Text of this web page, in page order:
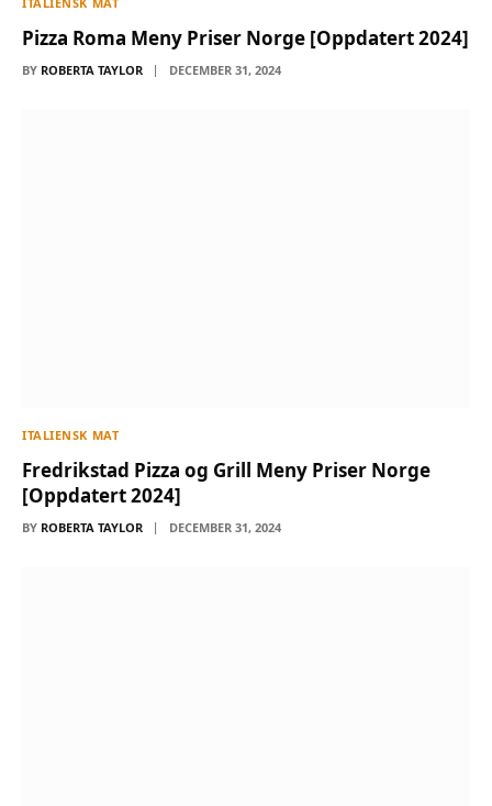
Pizza Roma Meny Priser Norge [Oppdatert 2024]
BY ROBERTA TAYLOR DECEMBER 31, 2024
ITALIENSK MAT
Fredrikstad Pizza og Grill Meny Priser Norge
[Oppdatert 2024]
BY ROBERTA TAYLOR DECEMBER 31, 2024